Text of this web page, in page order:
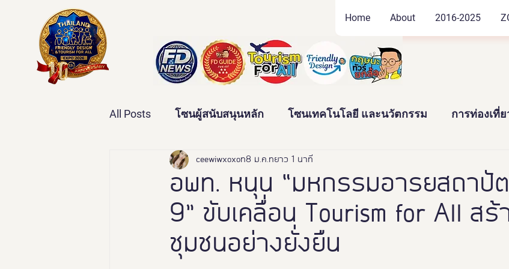
Home About 2016-2025
All Posts โซนผู้สนับสนุนหลัก โซนเทคโนโลยี และนวัตกรรม การท่องเที่
เทคโนโลยีเพื่อสุขภาพ วัฒนธรรม และสินค้าชุมชน
บ้านและคุณภาพชีวิต ข่าว News Thailand Friendly Design
มหกรรมอารยสถาปัตย์เพื่อคนทั้งมวล คร
อพท. หนุน “มหกรรมอารยสถาปั
9” ขับเคลื่อน Tourism for All สร้
ชุมชนอย่างยั่งยืน
ceewiwxoxo 8 ม.ค. ยาว 1 นาที